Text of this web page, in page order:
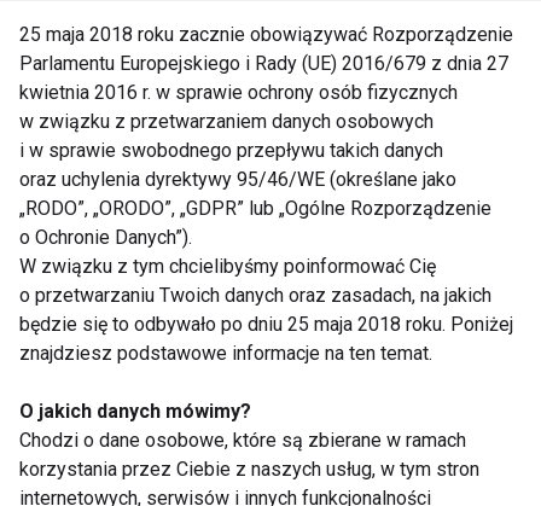
Ryzyko rozwoju otyłości u dzieci w przyszłości
Otyłość rozwija się najczęściej jako wynik
zaburzonej równowagi pomiędzy ilością
dostarczonej z pokarmem energii, a jej zużyciem –
dużą rolę odgrywają w tej kwestii rodzice. Jedynie
7% mam stosuje się do zaleceń żywieniowych dla
niemowląt. Aż 20% niemowląt w wieku zarówno 6,
jak i 12 miesięcy w ciągu doby dostaje 10 lub więcej
podawanych przez rodziców i opiekunów między
posiłkami. Tymczasem, zgodnie z zaleceniami, małe
dzieci powinny być karmione 5-6 razy na dobę.
25 maja 2018 roku zacznie obowiązywać Rozporządzenie
Parlamentu Europejskiego i Rady (UE) 2016/679 z dnia 27
kwietnia 2016 r. w sprawie ochrony osób fizycznych
w związku z przetwarzaniem danych osobowych
i w sprawie swobodnego przepływu takich danych
oraz uchylenia dyrektywy 95/46/WE (określane jako
„RODO”, „ORODO”, „GDPR” lub „Ogólne Rozporządzenie
o Ochronie Danych”).
W związku z tym chcielibyśmy poinformować Cię
o przetwarzaniu Twoich danych oraz zasadach, na jakich
będzie się to odbywało po dniu 25 maja 2018 roku. Poniżej
znajdziesz podstawowe informacje na ten temat.
O jakich danych mówimy?
Chodzi o dane osobowe, które są zbierane w ramach
korzystania przez Ciebie z naszych usług, w tym stron
internetowych, serwisów i innych funkcjonalności